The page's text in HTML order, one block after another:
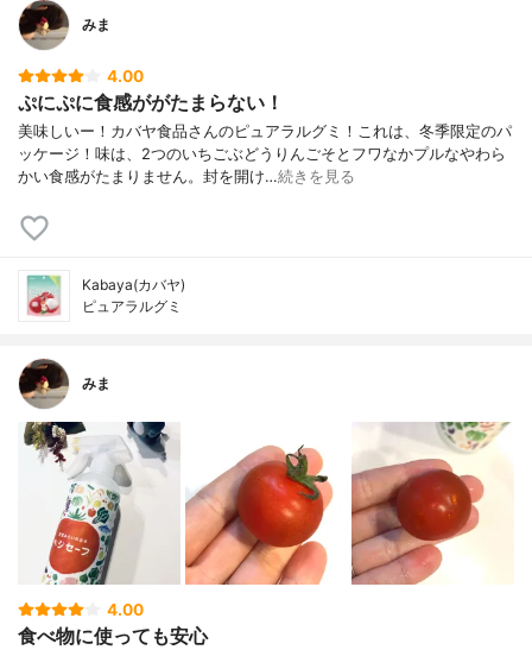
みま
4.00
ぷにぷに食感ががたまらない！
美味しいー！カバヤ食品さんのピュアラルグミ！これは、冬季限定のパ
ッケージ！味は、2つのいちごぶどうりんごそとフワなかプルなやわら
かい食感がたまりません。封を開け…続きを見る
Kabaya(カバヤ)
ピュアラルグミ
みま
4.00
食べ物に使っても安心